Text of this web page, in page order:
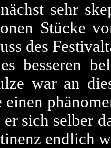
sehr
Stücke
des
besseren
war an
er sich selber
endlich